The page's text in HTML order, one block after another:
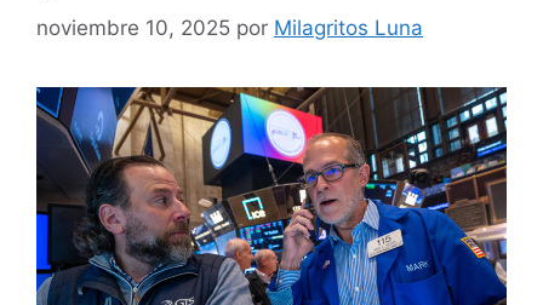
noviembre 10, 2025 por Milagritos Luna